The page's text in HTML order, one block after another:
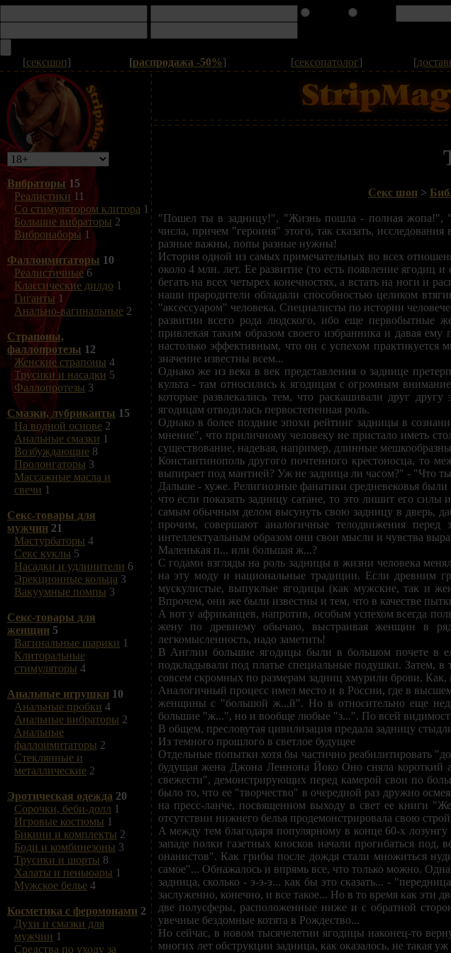
[сексшоп] [распродажа -50%] [сексопатолог] [
Вибраторы 15
Реалистики 11
Со стимулятором клитора 1
Большие вибраторы 2
Вибронаборы 1
Фаллоимитаторы 10
Реалистичные6
Классические дилдо 1
Гиганты 1
Анально-вагинальные 2
Страпоны,
фаллопротезы 12
Женские страпоны 4
Трусики и насадки 5
Фаллопротезы 3
Смазки, лубриканты 15
На водной основе 2
Анальные смазки 1
Возбуждающие 8
Пролонгаторы 3
Массажные масла и
свечи 1
Секс-товары для
мужчин 21
Мастурбаторы 4
Секс куклы 5
Насадки и удлинители 6
Эрекционные кольца 3
Вакуумные помпы 3
Секс-товары для
женщин 5
Вагинальные шарики 1
Клиторальные
стимуляторы 4
Анальные игрушки 10
Анальные пробки 4
Анальные вибраторы 2
Анальные
фаллоимитаторы 2
Стеклянные и
металлические 2
Эротическая одежда 20
Сорочки, беби-долл 1
Игровые костюмы 1
Бикини и комплекты 2
Боди и комбинезоны 3
Трусики и шорты 8
Халаты и пеньюары 1
Мужское белье 4
Косметика с феромонами 2
Духи и смазки для
мужчин 1
Средства по уходу за
Секс шоп>
"Пошел ты в задницу!", "Жизнь пошла - полная жопа!",
числа, причем "героиня" этого, так сказать,
разные важны, попы разные нужны!
История одной из самых примечательных во всех
около 4 млн. лет. Ее развитие (то есть появление ягодиц
бегать на всех четырех конечностях, а встать на ноги и
наши прародители обладали способностью целиком
"аксессуаром" человека. Специалисты по истории
развитии всего рода людского, ибо еще
привлекая таким образом своего избранника и давая
настолько эффективным, что он с успехом
значение известны всем...
Однако же из века в век представления о заднице
культа - там относились к ягодицам с огромным
которые развлекались тем, что раскашивали друг
ягодицам отводилась первостепенная роль.
Однако в более поздние эпохи рейтинг задницы в
мнение", что приличному человеку не пристало иметь
существование, надевая, например, длинные
Константинополь другого почтенного крестоносца, то
выпирает под мантией? Уж не задница ли часом?" - "Что
Дальше - хуже. Религиозные фанатики средневековья
что если показать задницу сатане, то это лишит его
самым обычным делом высунуть свою задницу в дверь,
прочим, совершают аналогичные телодвижения
интеллектуальным образом они свои мысли и чувства
Маленькая п... или большая ж...?
С годами взгляды на роль задницы в жизни человека
на эту моду и национальные традиции. Если древним
мускулистые, выпуклые ягодицы (как мужские, так и
Впрочем, они же были известны и тем, что в качестве
А вот у африканцев, напротив, особым успехом всегда
жену по древнему обычаю, выстраивая женщин в
легкомысленность, надо заметить!
В Англии большие ягодицы были в большом почете в
подкладывали под платье специальные подушки. Затем,
совсем скромных по размерам задниц хмурили брови.
Аналогичный процесс имел место и в России, где в
женщины с "большой ж...й". Но в относительно еще
большие "ж...", но и вообще любые "з...". По всей
В общем, пресловутая цивилизация предала задницу
Из темного прошлого в светлое будущее
Отдельные попытки хотя бы частично реабилитировать
будущая жена Джона Леннона Йоко Оно сняла короткий
свежести", демонстрирующих перед камерой свои по
было то, что ее "творчество" в очередной раз дружно
на пресс-ланче, посвященном выходу в свет ее книги
отсутствии нижнего белья продемонстрировала свою
А между тем благодаря популярному в конце 60-х
западе полки газетных киосков начали прогибаться
онанистов". Как грибы после дождя стали множиться
самое"... Обнажалось и впрямь все, что только можно.
задница, сколько - э-э-э... как бы это сказать... -
заслуженно, конечно, и все такое... Но в то время как эти
две полусферы, расположенные ниже и с обратной
увечные бездомные котята в Рождество...
Но сейчас, в новом тысячелетии ягодицы наконец-то
многих лет обструкции задница, как оказалось, не